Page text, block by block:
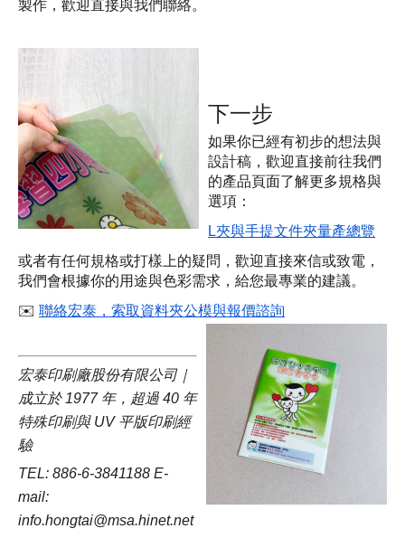
製作，歡迎直接與我們聯絡。
下一步
如果你已經有初步的想法與
設計稿，歡迎直接前往我們
的產品頁面了解更多規格與
選項：
L夾與手提文件夾量產總覽
或者有任何規格或打樣上的疑問，歡迎直接來信或致電，
我們會根據你的用途與色彩需求，給您最專業的建議。
✉️ 聯絡宏泰，索取資料夾公模與報價諮詢
宏泰印刷廠股份有限公司｜
成立於 1977 年，超過 40 年
特殊印刷與 UV 平版印刷經
驗
TEL: 886-6-3841188 E-
mail:
info.hongtai@msa.hinet.net